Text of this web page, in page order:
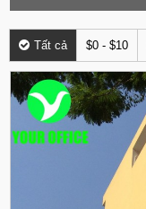
Tất cả $0 - $10